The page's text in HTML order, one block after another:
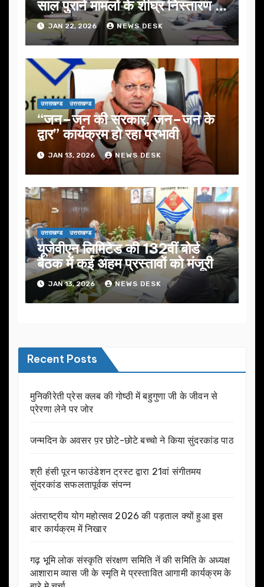
साल पुराने मामलों के शीघ्र निस्तारण के
आदेश…
JAN 22, 2026 NEWS DESK
उत्तराखण्ड उत्तराखण्ड
“जन–जन की सरकार, जन–जन के
द्वार” कार्यक्रम हो रहा प्रभावी
JAN 13, 2026 NEWS DESK
उत्तराखण्ड उत्तराखण्ड
यूजेवीएन लिमिटेड की 132वीं बोर्ड
बैठक में कई अहम प्रस्तावों को मंजूरी
JAN 13, 2026 NEWS DESK
Recent Posts
मुनिकीरेती प्रेस क्लब की गोष्ठी में बहुगुणा जी के जीवन से
प्रेरणा लेने पर जोर
जन्मदिन के अवसर प़र छोटे-छोटे बच्चो ने किया सुंदरकांड पाठ
श्री हंसी पूरन फाउंडेशन ट्रस्ट द्वारा 21वां संगीतमय
सुंदरकांड सफलतापूर्वक संपन्न
अंतराष्ट्रीय योग महोत्सव 2026 की पड़ताल क्यों हुआ इस
बार कार्यक्रम में निखार
गढ़ भूमि लोक संस्कृति संरक्षण समिति नें की समिति के अध्यक्ष
आशाराम व्यास जी के स्मृति मे प्रस्तावित आगामी कार्यक्रम के